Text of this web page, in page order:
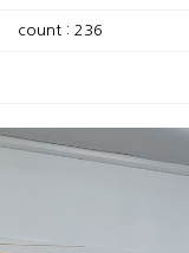
count : 236